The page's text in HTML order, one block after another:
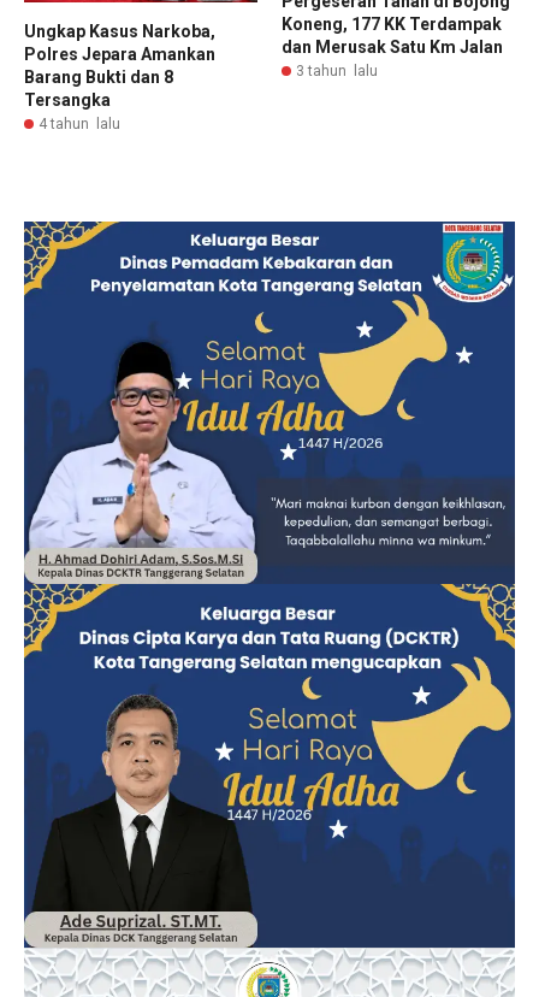
Ungkap Kasus Narkoba,
Polres Jepara Amankan
Barang Bukti dan 8
Tersangka
4 tahun lalu
Koneng, 177 KK Terdampak
dan Merusak Satu Km Jalan
3 tahun lalu